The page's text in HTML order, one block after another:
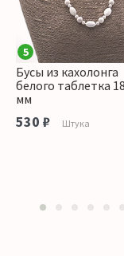
5
Бусы из кахолонга
белого таблетка
мм
530 ₽ Штука